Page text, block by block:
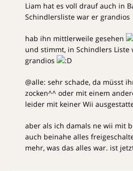
Liam hat es voll drauf auch in
Schindlersliste war er grandios
hab ihn mittlerweile gesehen
und stimmt, in Schindlers Liste
grandios
@alle: sehr schade, da müsst
zocken^^ oder mit einem
leider mit keiner Wii
aber als ich damals ne wii mit
auch beinahe alles
mehr, was das alles war. ist